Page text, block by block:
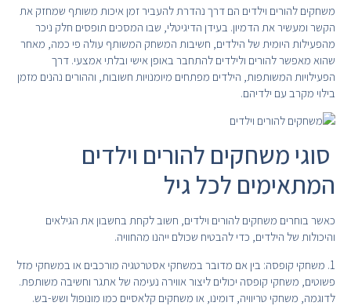
משחקים להורים וילדים הם דרך נהדרת להעביר זמן איכות משותף שמחזק את
הקשר ומעשיר את הדמיון. בעידן הדיגיטלי, שבו המסכים תופסים חלק ניכר
מהפעילות היומית של הילדים, חשיבות המשחק המשותף עולה פי כמה, מאחר
שהוא מאפשר להורים ולילדים להתחבר באופן אישי ובלתי אמצעי. דרך
הפעילויות המשותפות, הילדים מפתחים מיומנויות חשובות, וההורים נהנים מזמן
בילוי מקרב עם ילדיהם.
סוגי משחקים להורים וילדים
המתאימים לכל גיל
כאשר בוחרים משחקים להורים וילדים, חשוב לקחת בחשבון את הגילאים
והיכולות של הילדים, כדי להבטיח שכולם ייהנו מהחוויה.
1. משחקי קופסה: בין אם מדובר במשחקי אסטרטגיה מורכבים או במשחקי מזל
פשוטים, משחקי קופסה יכולים ליצור אווירה נעימה של אתגר וחשיבה משותפת.
לדוגמה, משחקי טריוויה, דומינו, או משחקים קלאסיים כמו מונופול ושש-בש.